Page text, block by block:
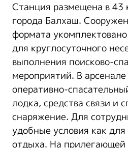
Станция размещена в 43
города Балхаш.
формата
для круглосуточного
выполнения поисково-
мероприятий. В
оперативно-
лодка, средства связи и
снаряжение. Для
удобные условия как
отдыха. На прилегающей